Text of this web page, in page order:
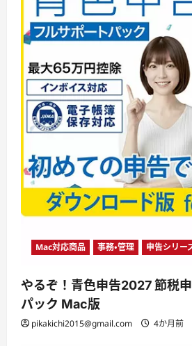
Mac対応商品 事務・管理 申告シリー
やるぞ！青色申告2027 節税
パック Mac版
pikakichi2015@gmail.com 4か月前